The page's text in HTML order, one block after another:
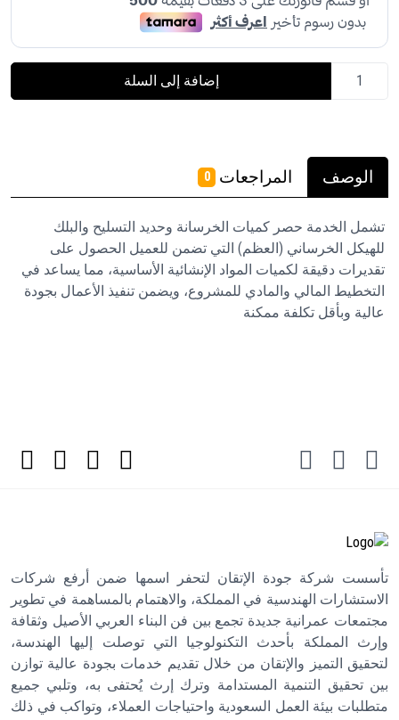
إضافة إلى السلة
الوصف المراجعات 0
تشمل الخدمة حصر كميات الخرسانة وحديد التسليح والبلك
للهيكل الخرساني (العظم) التي تضمن للعميل الحصول على
تقديرات دقيقة لكميات المواد الإنشائية الأساسية، مما يساعد في
التخطيط المالي والمادي للمشروع، ويضمن تنفيذ الأعمال بجودة
عالية وبأقل تكلفة ممكنة
تأسست شركة جودة الإتقان لتحفر اسمها ضمن أرفع شركات
الاستشارات الهندسية في المملكة، والاهتمام بالمساهمة في تطوير
مجتمعات عمرانية جديدة تجمع بين فن البناء العربي الأصيل وثقافة
وإرث المملكة بأحدث التكنولوجيا التي توصلت إليها الهندسة،
لتحقيق التميز والإتقان من خلال تقديم خدمات بجودة عالية توازن
بين تحقيق التنمية المستدامة وترك إرث يُحتفى به، وتلبي جميع
متطلبات بيئة العمل السعودية واحتياجات العملاء، وتواكب في ذلك